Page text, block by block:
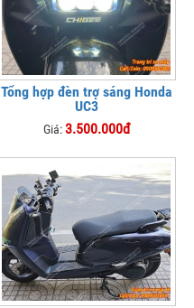
Tổng hợp đèn trợ sáng Honda
UC3
Giá:3.500.000đ